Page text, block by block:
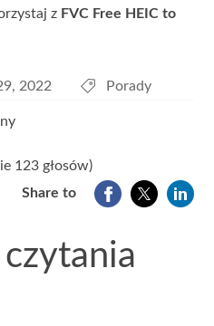
z FVC Free HEIC to
2022 Porady
123 głosów)
Share to